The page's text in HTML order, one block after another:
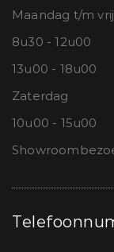
Maandag t/m
8u30 - 12u00
13u00 - 18u00
Zaterdag
10u00 - 15u00